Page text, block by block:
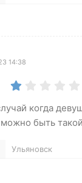
14:38
когда
быть
Ульяновск